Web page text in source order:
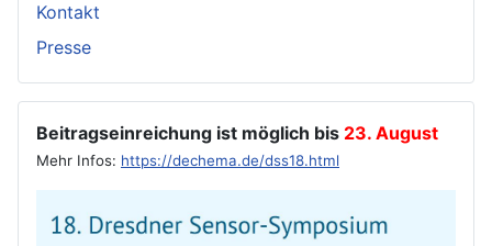
Kontakt
Presse
Beitragseinreichung ist möglich bis 23. August
Mehr Infos: https://dechema.de/dss18.html